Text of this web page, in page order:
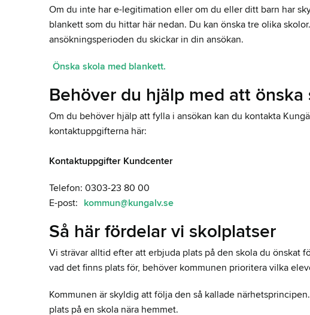
Om du inte har e-legitimation eller om du eller ditt barn har
blankett som du hittar här nedan. Du kan önska tre olika
ansökningsperioden du skickar in din ansökan.
Önska skola med blankett.
Behöver du hjälp med att önska
Om du behöver hjälp att fylla i ansökan kan du kontakta
kontaktuppgifterna här:
Kontaktuppgifter Kundcenter
Telefon: 0303-23 80 00
E-post: kommun@kungalv.se
Så här fördelar vi skolplatser
Vi strävar alltid efter att erbjuda plats på den skola du önskat
vad det finns plats för, behöver kommunen prioritera vilka
Kommunen är skyldig att följa den så kallade
plats på en skola nära hemmet.